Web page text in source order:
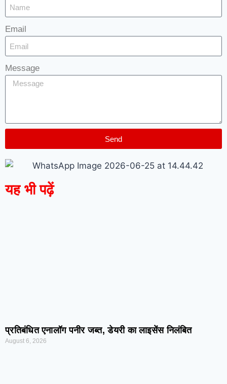
Email
Message
Send
यह भी पढ़ें
प्रतिबंधित एनालॉग पनीर जब्त, डेयरी का लाइसेंस निलंबित
August 6, 2026